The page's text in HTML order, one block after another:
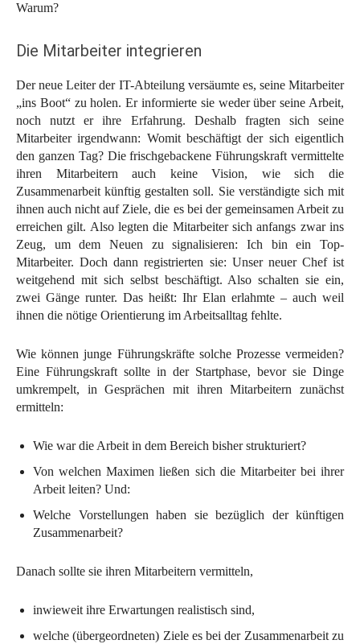
Warum?
Die Mitarbeiter integrieren
Der neue Leiter der IT-Abteilung versäumte es, seine Mitarbeiter
„ins Boot“ zu holen. Er informierte sie weder über seine Arbeit,
noch nutzt er ihre Erfahrung. Deshalb fragten sich seine
Mitarbeiter irgendwann: Womit beschäftigt der sich eigentlich
den ganzen Tag? Die frischgebackene Führungskraft vermittelte
ihren Mitarbeitern auch keine Vision, wie sich die
Zusammenarbeit künftig gestalten soll. Sie verständigte sich mit
ihnen auch nicht auf Ziele, die es bei der gemeinsamen Arbeit zu
erreichen gilt. Also legten die Mitarbeiter sich anfangs zwar ins
Zeug, um dem Neuen zu signalisieren: Ich bin ein Top-
Mitarbeiter. Doch dann registrierten sie: Unser neuer Chef ist
weitgehend mit sich selbst beschäftigt. Also schalten sie ein,
zwei Gänge runter. Das heißt: Ihr Elan erlahmte – auch weil
ihnen die nötige Orientierung im Arbeitsalltag fehlte.
Wie können junge Führungskräfte solche Prozesse vermeiden?
Eine Führungskraft sollte in der Startphase, bevor sie Dinge
umkrempelt, in Gesprächen mit ihren Mitarbeitern zunächst
ermitteln:
Wie war die Arbeit in dem Bereich bisher strukturiert?
Von welchen Maximen ließen sich die Mitarbeiter bei ihrer
Arbeit leiten? Und:
Welche Vorstellungen haben sie bezüglich der künftigen
Zusammenarbeit?
Danach sollte sie ihren Mitarbeitern vermitteln,
inwieweit ihre Erwartungen realistisch sind,
welche (übergeordneten) Ziele es bei der Zusammenarbeit zu